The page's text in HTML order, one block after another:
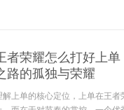
者荣耀怎么打好上
路的孤独与荣耀
解上单的核心定位，上单在王